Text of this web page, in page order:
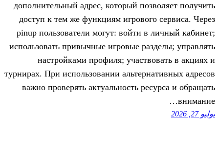
дополнительный адрес, который
доступ к тем же функциям
pinup пользователи могут: войти в
использовать привычные игровые
настройками профиля;
турнирах. При использовании
важно проверять актуальность